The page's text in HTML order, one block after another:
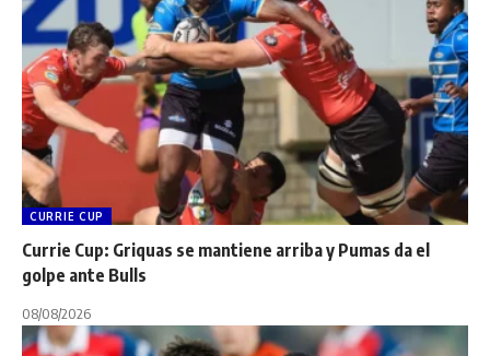
CURRIE CUP
Currie Cup: Griquas se mantiene arriba y Pumas da el
golpe ante Bulls
08/08/2026